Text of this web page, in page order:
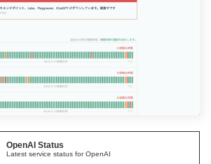
OpenAI Status
Latest service status for OpenAI